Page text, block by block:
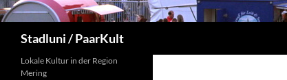
Stadluni / PaarKult
Lokale Kultur in der Region
Mering